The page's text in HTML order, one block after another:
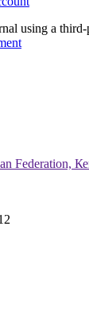
using a third-
Federation,